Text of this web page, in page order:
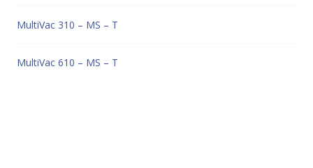
MultiVac 310 – MS – T
MultiVac 610 – MS – T